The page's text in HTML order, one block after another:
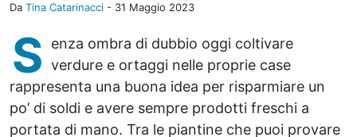
Da Tina Catarinacci - 31 Maggio 2023
S
enza ombra di dubbio oggi coltivare
verdure e ortaggi nelle proprie case
rappresenta una buona idea per risparmiare un
po’ di soldi e avere sempre prodotti freschi a
portata di mano. Tra le piantine che puoi provare